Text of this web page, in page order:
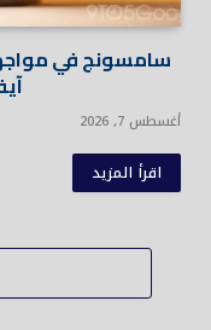
سامسونج في
أغسطس 7, 2026
اقرأ المزيد